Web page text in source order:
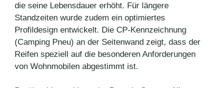
die seine Lebensdauer erhöht. Für längere
Standzeiten wurde zudem ein optimiertes
Profildesign entwickelt. Die CP-Kennzeichnung
(Camping Pneu) an der Seitenwand zeigt, dass der
Reifen speziell auf die besonderen Anforderungen
von Wohnmobilen abgestimmt ist.